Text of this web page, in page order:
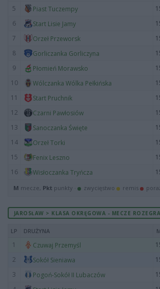
5
Piast Tuczempy
6
Start Lisie Jamy
7
Orzeł Przeworsk
8
Gorliczanka Gorliczyna
9
Płomień Morawsko
10
Wólczanka Wólka Pełkińska
11
Start Pruchnik
12
Czarni Pawłosiów
13
Sanoczanka Święte
14
Orzeł Torki
15
Fenix Leszno
16
Wisłoczanka Tryńcza
M mecze, Pkt punkty · zwycięstwo remis
JAROSŁAW > KLASA OKRĘGOWA - MECZE
LP DRUŻYNA
1 Czuwaj Przemyśl
2
Sokół Sieniawa
3
Pogoń-Sokół II Lubaczów